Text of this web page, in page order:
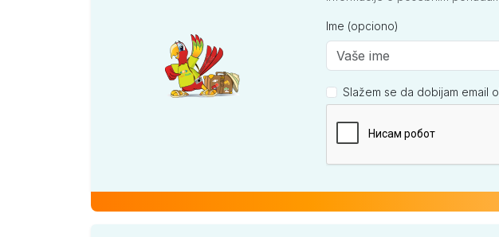
Ime (opciono)
Slažem se da dobijam email